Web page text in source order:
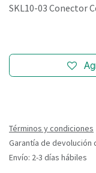
SKL10-03 Conector
Términos y condiciones
Garantía de devolución
Envío: 2-3 días hábiles